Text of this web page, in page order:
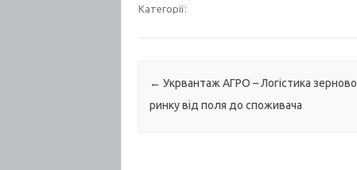
Категорії:
Post navigation
← Укрвантаж АГРО – Логістика
ринку від поля до споживача